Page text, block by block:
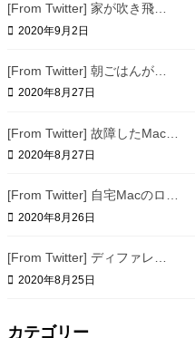
[From Twitter] 家が吹き飛…
2020年9月2日
[From Twitter] 朝ごはんが…
2020年8月27日
[From Twitter] 故障したMac…
2020年8月27日
[From Twitter] 自宅Macのロ…
2020年8月26日
[From Twitter] ディファレ…
2020年8月25日
カテゴリー